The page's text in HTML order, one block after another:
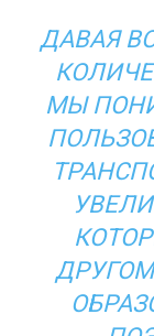
ДАВАЯ
МЫ